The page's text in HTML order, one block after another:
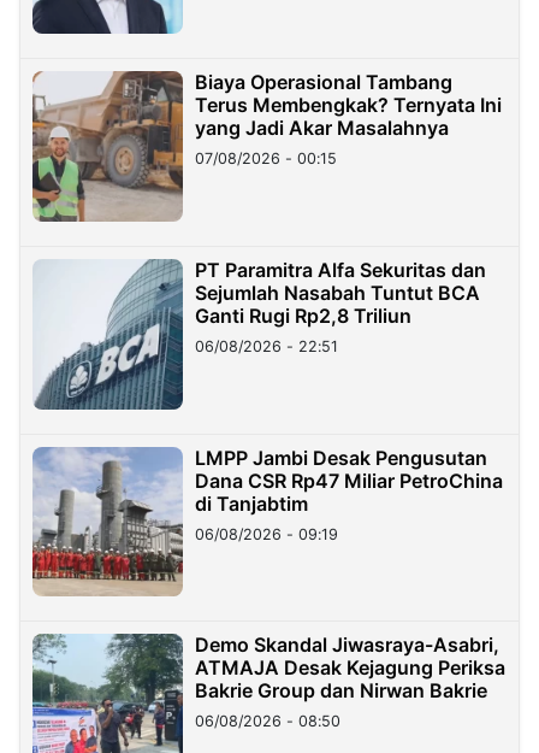
Biaya Operasional Tambang
Terus Membengkak? Ternyata Ini
yang Jadi Akar Masalahnya
07/08/2026 - 00:15
PT Paramitra Alfa Sekuritas dan
Sejumlah Nasabah Tuntut BCA
Ganti Rugi Rp2,8 Triliun
06/08/2026 - 22:51
LMPP Jambi Desak Pengusutan
Dana CSR Rp47 Miliar PetroChina
di Tanjabtim
06/08/2026 - 09:19
Demo Skandal Jiwasraya-Asabri,
ATMAJA Desak Kejagung Periksa
Bakrie Group dan Nirwan Bakrie
06/08/2026 - 08:50